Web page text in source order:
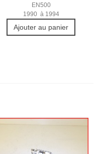
EN500
1990 à 1994
Ajouter au panier